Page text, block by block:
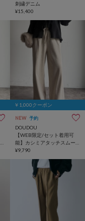
刺繍デニム
¥15,400
￥1,000クーポン
NEW 予約
DOUDOU
【WEB限定/セット着用可
能】カシミアタッチスムー
スワイドパンツ
¥9,790